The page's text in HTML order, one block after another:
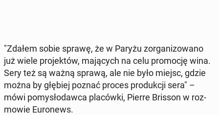
"Zdałem sobie sprawę, że w Paryżu zor­ga­ni­zo­wa­no
już wiele pro­jek­tów, ma­ją­cych na celu pro­mo­cję wina.
Sery też są ważną sprawą, ale nie było miejsc, gdzie
można by głębiej poznać proces pro­duk­cji sera" –
mówi po­my­sło­daw­ca pla­ców­ki, Pierre Brisson w roz­
mo­wie Eu­ro­news.